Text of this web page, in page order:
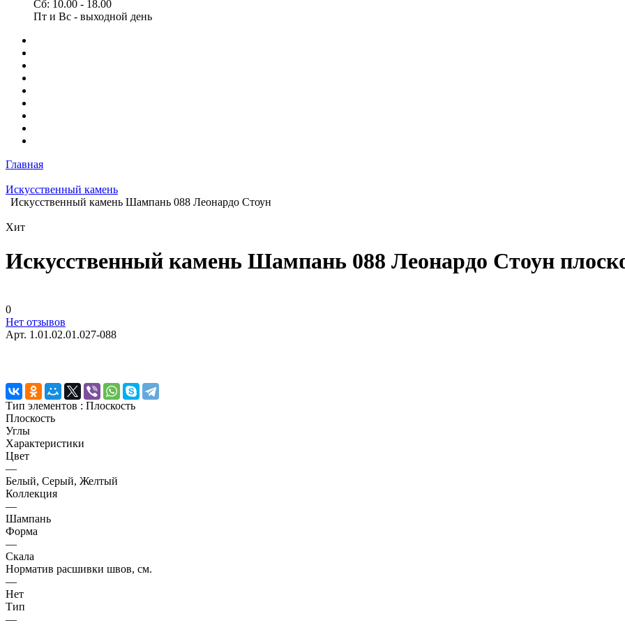
Сб: 10.00 - 18.00
Пт и Вс - выходной день
Главная
Искусственный камень
Искусственный камень Шампань 088 Леонардо Стоун
Хит
Искусственный камень Шампань 088 Леонардо Стоун
0
Нет отзывов
Арт. 1.01.02.01.027-088
Тип элементов : Плоскость
Плоскость
Углы
Характеристики
Цвет
—
Белый, Серый, Желтый
Коллекция
—
Шампань
Форма
—
Скала
Норматив расшивки швов, см.
—
Нет
Тип
—